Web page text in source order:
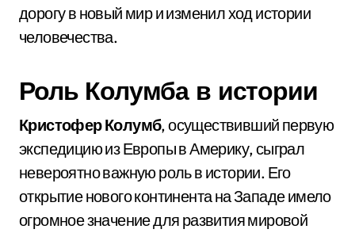
дорогу в новый мир и изменил ход истории
человечества.
Роль Колумба в истории
Кристофер Колумб, осуществивший первую
экспедицию из Европы в Америку, сыграл
невероятно важную роль в истории. Его
открытие нового континента на Западе имело
огромное значение для развития мировой